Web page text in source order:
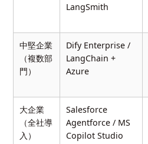
LangSmith
中堅企業
（複数部
門）
Dify Enterprise /
LangChain +
Azure
大企業
（全社導
入）
Salesforce
Agentforce / MS
Copilot Studio